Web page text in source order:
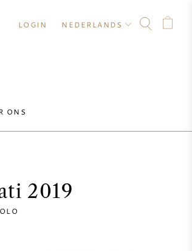
ONS
LOGIN NEDERLANDS
2019